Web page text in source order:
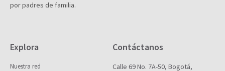
por padres de familia.
Explora
Nuestra red
Contáctanos
Calle 69 No. 7A-50, Bogotá,